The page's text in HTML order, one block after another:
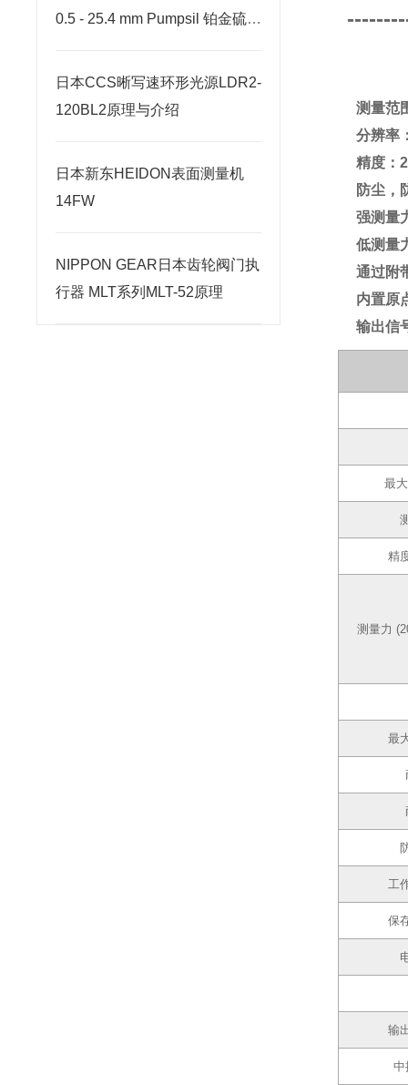
0.5 - 25.4 mm Pumpsil 铂金硫化
日本CCS晰写速环形光源LDR2-
120BL2原理与介绍
日本新东HEIDON表面测量机
14FW
NIPPON GEAR日本齿轮阀门执
行器 MLT系列MLT-52原理
测量范
分辨率
精度：
防尘，
强测量
低测量
通过附
内置原
输出信
最
精
测量力
最
工
保
输
中